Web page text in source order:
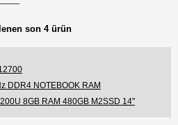
son 4 ürün
DDR4 NOTEBOOK RAM
8GB RAM 480GB M2SSD 14"